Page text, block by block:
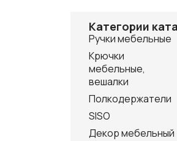
Категории
Ручки мебельные
Крючки
мебельные,
вешалки
Полкодержатели
SISO
Декор мебельный